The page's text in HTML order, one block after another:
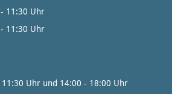
11:30 Uhr
11:30 Uhr
Uhr und 14:00 - 18:00 Uhr